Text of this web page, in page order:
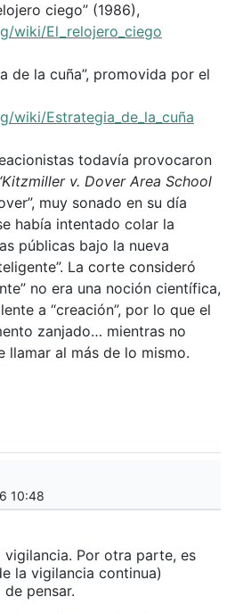
ciego” (1986),
wiki/El_relojero_ciego
de la cuña”, promovida por el
wiki/Estrategia_de_la_cuña
todavía provocaron
‘Kitzmiller v. Dover Area School
muy sonado en su día
había intentado colar la
públicas bajo la nueva
La corte consideró
no era una noción científica,
a “creación”, por lo que el
zanjado… mientras no
llamar al más de lo mismo.
10:48
vigilancia. Por otra parte, es
la vigilancia continua)
pensar.